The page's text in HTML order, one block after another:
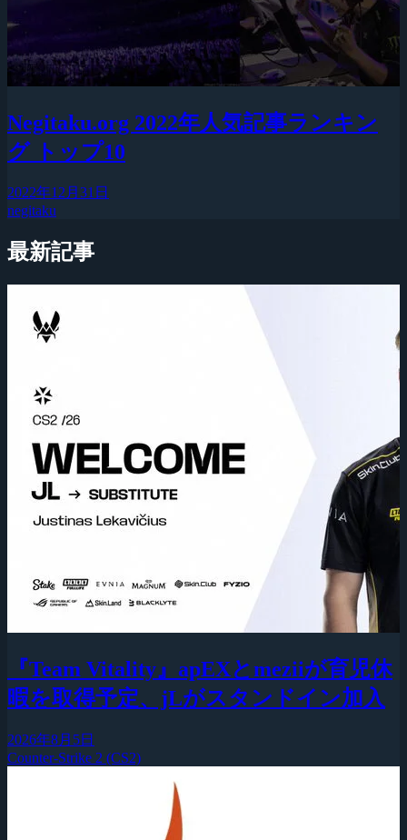
Negitaku.org 2022年人気記事ランキン
グ トップ10
2022年12月31日
negitaku
最新記事
『Team Vitality』apEXとmeziiが育児休
暇を取得予定、jLがスタンドイン加入
2026年8月5日
Counter-Strike 2 (CS2)